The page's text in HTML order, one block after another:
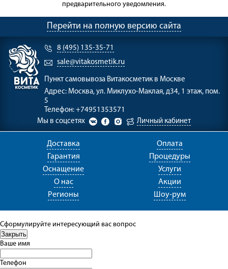
предварительного уведомления.
Перейти на полную версию сайта
8 (495) 135-35-71
sale@vitakosmetik.ru
Пункт самовывоза Витакосметик в Москве
Адрес: Москва, ул. Миклухо-Маклая, д34, 1 этаж, пом.
5
Телефон: +74951353571
Мы в соцсетях
Личный кабинет
Доставка
Оплата
Гарантия
Процедуры
Оснащение
Услуги
О нас
Акции
Регионы
Шоу-рум
Сформулируйте интересующий вас вопрос
Ваше имя
Телефон